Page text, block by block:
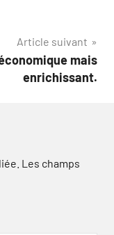
Article suivant
mais
enrichissant.
Les champs